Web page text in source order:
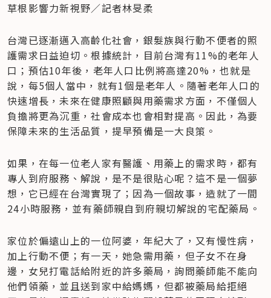
草根影響力新視野／記者林旻柔
台灣已逐漸邁入高齡化社會，銀髮族與行動不便者的照
護需求日益迫切。根據統計，目前台灣有11%的老年人
口；預估10年後，老年人口比例將高達20%，也就是
說，每5個人當中，就有1個是老年人。隨著老年人口的
快速增長，未來在健康照顧與用藥需求方面，不僅個人
負擔將更為沉重，社會成本也會相對提高。因此，為要
保障未來的生活品質，提早預備是一大良策。
如果，在每一位老人家有醫護、用藥上的需求時，都有
專人到府服務、解說，是不是很貼心呢？這不是一個夢
想，它已經在台灣實現了；因為一個故事，造就了一間
24小時服務，並有藥師親自到府親切解說的宅配藥局。
家位於偏遠山上的一位阿婆，年紀大了，又有慢性病，
加上行動不便；有一天，她急需用藥，但子女不在身
邊，女兒打電話給附近的許多藥局，詢問藥師能不能向
他們領藥，並且送到家中給媽媽，但都被藥局給拒絕